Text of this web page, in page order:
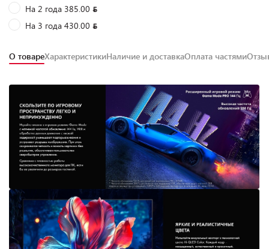
На 2 года 385.00
На 3 года 430.00
О товареХарактеристикиНаличие и доставкаОплата частями